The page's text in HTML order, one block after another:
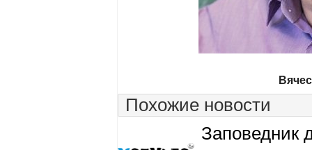
Похожие новости
Заповедник